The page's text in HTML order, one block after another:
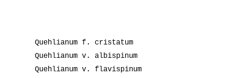
Quehlianum f. cristatum
Quehlianum v. albispinum
Quehlianum v. flavispinum